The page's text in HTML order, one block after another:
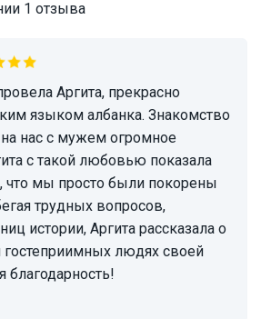
1 отзыва
языком албанка. Знакомство
нас с мужем огромное
с такой любовью показала
что мы просто были покорены
трудных вопросов,
истории, Аргита рассказала о
людях своей
благодарность!